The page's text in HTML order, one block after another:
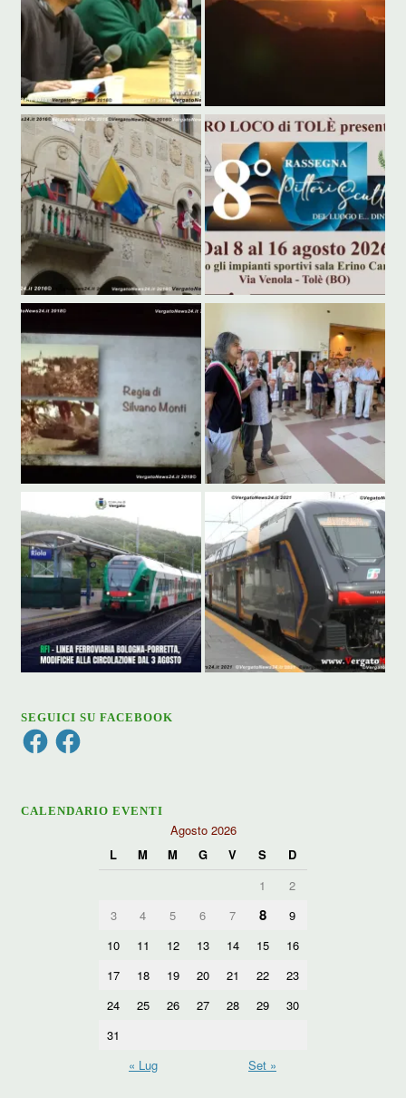
SEGUICI SU FACEBOOK
FacebookFacebook
CALENDARIO EVENTI
Agosto 2026
L
M M G V S
D
1
2
3
4 5 6 7 8
9
10
11 12 13 14 15
16
17
18 19 20 21 22
23
24
25 26 27 28 29
30
31
« Lug
Set »